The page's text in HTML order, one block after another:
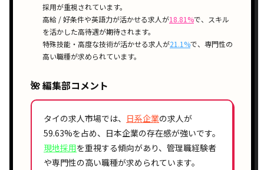
採用が重視されています。
高給 / 好条件や英語力が活かせる求人が18.81%で、
スキル
を活かした高待遇が期待されます。
特殊技能・高度な技術が活かせる求人が21.1%で、 専門性の
高い職種が求められています。
🌺 編集部コメント
タイの求人市場では、 日系企業の求人が
59.63%を占め、 日本企業の存在感が強いです。
現地採用を重視する傾向があり、 管理職経験者
や専門性の高い職種が求められています。